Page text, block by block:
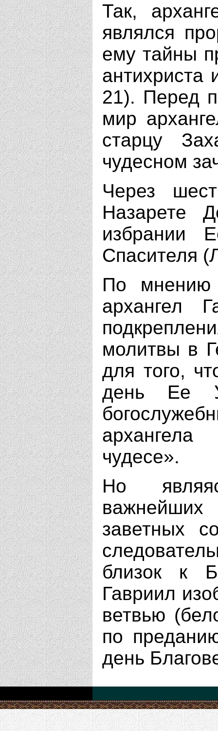
Так,
являлся
ему тайны
21). Перед
мир
старцу
чудесном
Через
Назарете
избрании
Спасителя
По мнению
архангел
молитвы в
для того,
день Ее
чудесе».
Но
заветных
близок к
Гавриил
ветвью
по
день